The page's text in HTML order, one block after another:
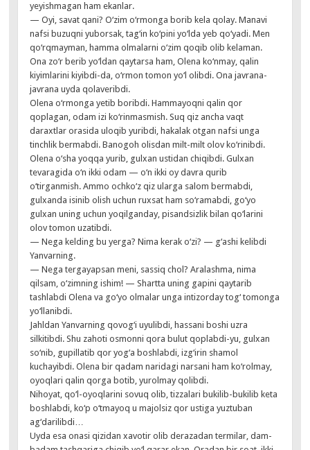
yeyishmagan ham ekanlar.
— Oyi, savat qani? O‘zim o‘rmonga borib kela qolay. Manavi
nafsi buzuqni yuborsak, tag‘in ko‘pini yo‘lda yeb qo‘yadi. Men
qo‘rqmayman, hamma olmalarni o‘zim qoqib olib kelaman.
Ona zo‘r berib yo‘ldan qaytarsa ham, Olena ko‘nmay, qalin
kiyimlarini kiyibdi-da, o‘rmon tomon yo‘l olibdi. Ona javrana-
javrana uyda qolaveribdi.
Olena o‘rmonga yetib boribdi. Hammayoqni qalin qor
qoplagan, odam izi ko‘rinmasmish. Suq qiz ancha vaqt
daraxtlar orasida uloqib yuribdi, hakalak otgan nafsi unga
tinchlik bermabdi. Banogoh olisdan milt-milt olov ko‘rinibdi.
Olena o‘sha yoqqa yurib, gulxan ustidan chiqibdi. Gulxan
tevaragida o‘n ikki odam — o‘n ikki oy davra qurib
o‘tirganmish. Ammo ochko‘z qiz ularga salom bermabdi,
gulxanda isinib olish uchun ruxsat ham so‘ramabdi, go‘yo
gulxan uning uchun yoqilganday, pisandsizlik bilan qo‘larini
olov tomon uzatibdi.
— Nega kelding bu yerga? Nima kerak o‘zi? — g‘ashi kelibdi
Yanvarning.
— Nega tergayapsan meni, sassiq chol? Aralashma, nima
qilsam, o‘zimning ishim! — Shartta uning gapini qaytarib
tashlabdi Olena va go‘yo olmalar unga intizorday tog‘ tomonga
yo‘llanibdi.
Jahldan Yanvarning qovog‘i uyulibdi, hassani boshi uzra
silkitibdi. Shu zahoti osmonni qora bulut qoplabdi-yu, gulxan
so‘nib, gupillatib qor yog‘a boshlabdi, izg‘irin shamol
kuchayibdi. Olena bir qadam naridagi narsani ham ko‘rolmay,
oyoqlari qalin qorga botib, yurolmay qolibdi.
Nihoyat, qo‘l-oyoqlarini sovuq olib, tizzalari bukilib-bukilib keta
boshlabdi, ko‘p o‘tmayoq u majolsiz qor ustiga yuztuban
ag‘darilibdi…
Uyda esa onasi qizidan xavotir olib derazadan termilar, dam-